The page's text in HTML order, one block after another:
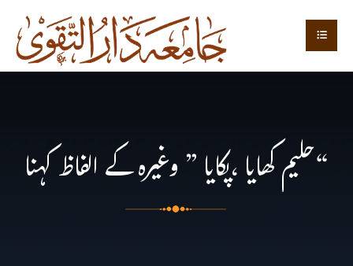
“حلیم کھایا ،پکایا ” وغیرہ کے الفاظ کہنا